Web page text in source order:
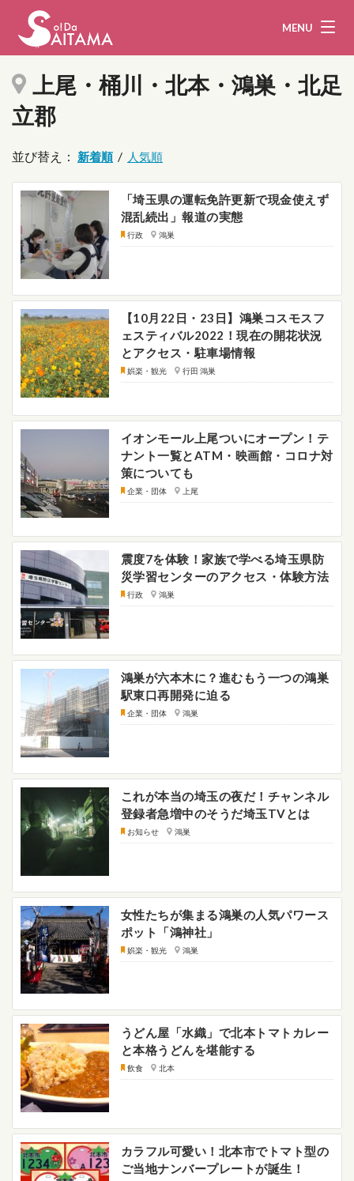
MENU
企業・団体
まとめ！
地域から探す
募集！
運営団体 ライター
上尾・桶川・北本・鴻巣・北足
立郡
並び替え： /
「埼玉県の運転免許更新で現金使えず
混乱続出」報道の実態
行政 鴻巣
【10月22日・23日】鴻巣コスモスフ
ェスティバル2022！現在の開花状況
とアクセス・駐車場情報
娯楽・観光 行田 鴻巣
イオンモール上尾ついにオープン！テ
ナント一覧とATM・映画館・コロナ対
策についても
企業・団体 上尾
震度7を体験！家族で学べる埼玉県防
災学習センターのアクセス・体験方法
行政 鴻巣
鴻巣が六本木に？進むもう一つの鴻巣
駅東口再開発に迫る
企業・団体 鴻巣
これが本当の埼玉の夜だ！チャンネル
登録者急増中のそうだ埼玉TVとは
お知らせ 鴻巣
女性たちが集まる鴻巣の人気パワース
ポット「鴻神社」
娯楽・観光 鴻巣
うどん屋「水織」で北本トマトカレー
と本格うどんを堪能する
飲食 北本
カラフル可愛い！北本市でトマト型の
ご当地ナンバープレートが誕生！